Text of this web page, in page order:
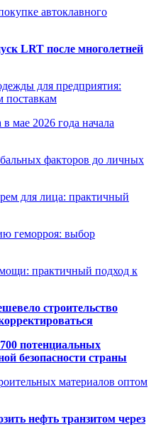
автоклавного
LRT после многолетней
для предприятия:
поставкам
мае 2026 года начала
факторов до личных
для лица: практичный
геморроя: выбор
практичный подход к
строительство
потенциальных
безопасности страны
материалов оптом
нефть транзитом через